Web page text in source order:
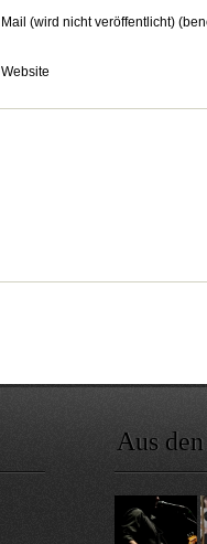
Mail (wird nicht veröffentlicht)
Website
Aus